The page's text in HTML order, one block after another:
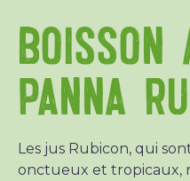
BOISSON
PANNA
Les jus Rubicon, qui
onctueux et tropicaux,